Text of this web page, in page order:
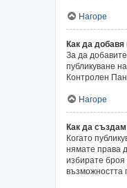
Нагоре
Как да
За да
публикуване
Контролен
Нагоре
Как да създам
Когато
нямате права
избирате броя
възможността